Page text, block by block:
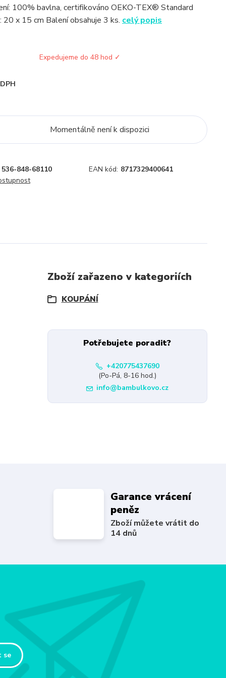
100% bavlna, certifikováno OEKO-TEX® Standard
x 15 cm Balení obsahuje 3 ks. celý popis
Expedujeme do 48 hod ✓
Momentálně není k dispozici
536-848-68110 EAN kód: 8717329400641
Zboží zařazeno v kategoriích
KOUPÁNÍ
Potřebujete poradit?
+420775437690
(Po-Pá, 8-16 hod.)
info@bambulkovo.cz
Garance vrácení
peněz
Zboží můžete vrátit do
14 dnů
se